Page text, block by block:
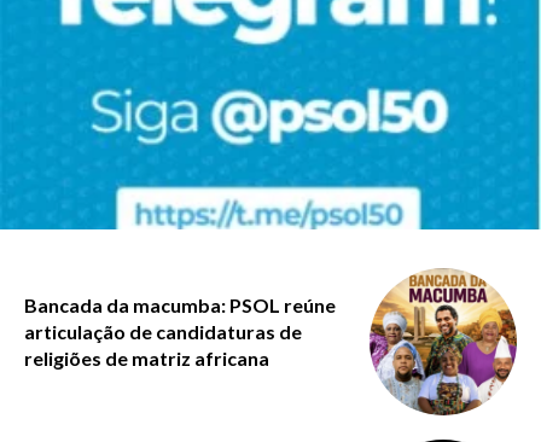
Bancada da macumba: PSOL reúne
articulação de candidaturas de
religiões de matriz africana